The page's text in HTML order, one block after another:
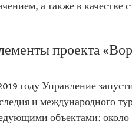
а также в качестве
проекта
году Управление
и международного
объектами: около